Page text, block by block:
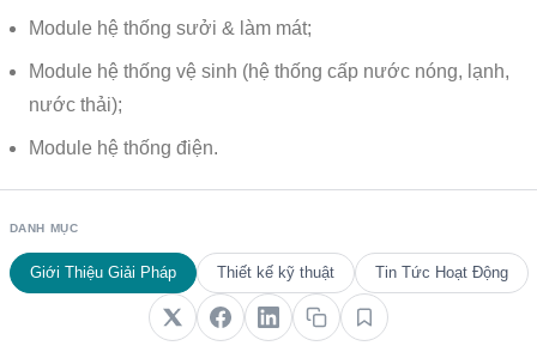
Module hệ thống sưởi & làm mát;
Module hệ thống vệ sinh (hệ thống cấp nước nóng, lạnh,
nước thải);
Module hệ thống điện.
DANH MỤC
Giới Thiệu Giải Pháp Thiết kế kỹ thuật Tin Tức Hoạt Động